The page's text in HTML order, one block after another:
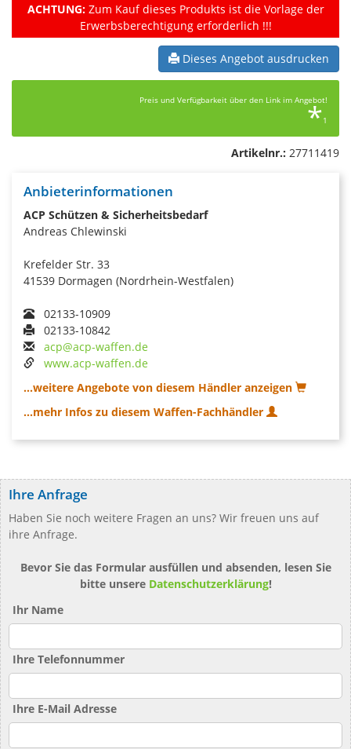
ACHTUNG:Zum Kauf dieses Produkts ist die Vorlage der
Erwerbsberechtigung erforderlich !!!
Dieses Angebot ausdrucken
Preis und Verfügbarkeit über den Link im Angebot!
*1
Artikelnr.: 27711419
Anbieterinformationen
ACP Schützen & Sicherheitsbedarf
Andreas Chlewinski
Krefelder Str. 33
41539 Dormagen (Nordrhein-Westfalen)
02133-10909
02133-10842
acp@acp-waffen.de
www.acp-waffen.de
...weitere Angebote von diesem Händler anzeigen
...mehr Infos zu diesem Waffen-Fachhändler
Ihre Anfrage
Haben Sie noch weitere Fragen an uns? Wir freuen uns auf
ihre Anfrage.
Bevor Sie das Formular ausfüllen und absenden, lesen Sie
bitte unsere Datenschutzerklärung!
Ihr Name
Ihre Telefonnummer
Ihre E-Mail Adresse